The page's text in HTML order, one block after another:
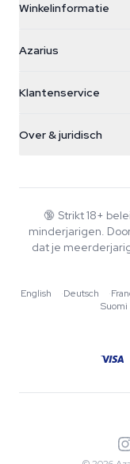
Winkelinformatie
Galvaniweg 11
Nederland
+31(0)204897914
Azarius
Smokeshop
Klantenservice
Retourbeleid
Veelgestelde vragen
Privacybeleid
Over & juridisch
Wiki
Muziek
Redactionele normen
Tools & Calculators
🔞 Strikt 18+
minderjarigen.
dat je
English
·Deutsch ·
Suomi